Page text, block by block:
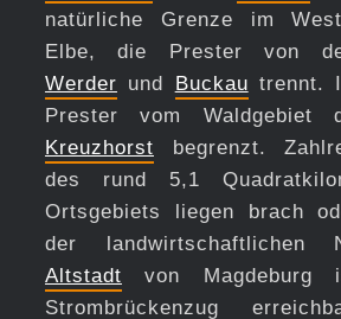
natürliche Grenze im
Elbe, die Prester von
Werder und Buckau trennt.
Prester vom Waldgebiet
Kreuzhorst begrenzt.
des rund 5,1
Ortsgebiets liegen brach
der landwirtschaftlichen
Altstadt von Magdeburg
Strombrückenzug